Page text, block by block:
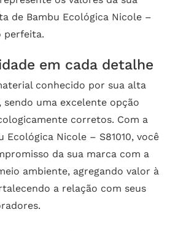
de Bambu Ecológica Nicole –
perfeita.
em cada detalhe
conhecido por sua alta
sendo uma excelente opção
corretos. Com a
Ecológica Nicole – S81010, você
da sua marca com a
ambiente, agregando valor à
a relação com seus